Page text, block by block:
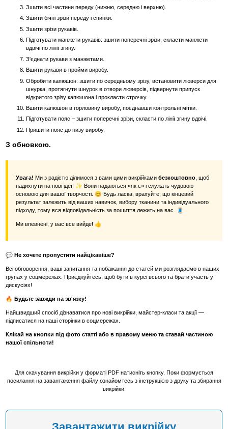
Зшити всі частини переду (нижню, середню і верхню).
Зшити бічні зрізи переду і спинки.
Зшити зрізи рукавів.
Підготувати манжети рукавів: зшити поперечні зрізи, скласти манжети
вдвічі по лінії згину.
З'єднати рукави з манжетами.
Вшити рукави в пройми виробу.
Обробити капюшон: зшити по середньому зрізу, встановити люверси для
шнурка, протягнути шнурок в отвори люверсів, підвернути припуск
відкритого зрізу капюшона і прокласти строчку.
Вшити капюшон в горловину виробу, поєднавши контрольні мітки.
Підготувати пояс – зшити поперечні зрізи, скласти по лінії згину вдвічі.
Пришити пояс до низу виробу.
З обновкою.
Увага! Ми з радістю ділимося з вами цими викрійкамибезкоштовно , щоб
надихнути на нові ідеї! ✨ Вони надаються «як є» і служать чудовою
основою для вашої творчості. 😊 Будь ласка, врахуйте, що кінцевий
результат залежить від ваших навичок, вибору тканини та індивідуального
підходу, тому вся відповідальність за пошиття лежить на вас. 🧵
Ми впевнені, у вас все вийде! 👍
💬 Не хочете пропустити найцікавіше?
Всі обговорення, ваші запитання та побажання до статей ми розглядаємо в наших
групах у соцмережах. Приєднуйтесь, щоб бути в курсі всього та брати участь у
дискусіях!
🔥 Будьте завжди на зв'язку!
Найшвидший спосіб дізнаватися про нові викрійки, майстер-класи та акції —
підписатися на наші сторінки в соцмережах.
Клікай на кнопки під фото статті або в правому меню та ставай частиною
нашої спільноти!
Для скачування викрійки у форматі PDF натисніть кнопку. Поки формується
посилання на завантаження файлу ознайомтесь з інструкцією з друку та збирання
викрійки.